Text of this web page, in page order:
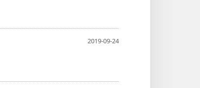
2019-09-24